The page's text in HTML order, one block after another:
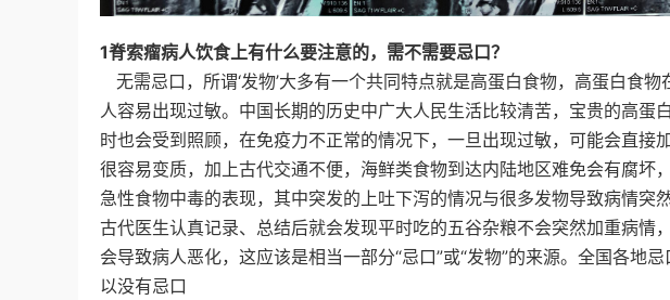
1脊索瘤病人饮食上有什么要注意的，需不需要忌口？
无需忌口，所谓‘发物’大多有一个共同特点就是高蛋白食物，高蛋白食
人容易出现过敏。中国长期的历史中广大人民生活比较清苦，宝贵的高蛋
时也会受到照顾，在免疫力不正常的情况下，一旦出现过敏，可能会直接
很容易变质，加上古代交通不便，海鲜类食物到达内陆地区难免会有腐坏
急性食物中毒的表现，其中突发的上吐下泻的情况与很多发物导致病情突
古代医生认真记录、总结后就会发现平时吃的五谷杂粮不会突然加重病情
会导致病人恶化，这应该是相当一部分“忌口”或“发物”的来源。全国各地
以没有忌口